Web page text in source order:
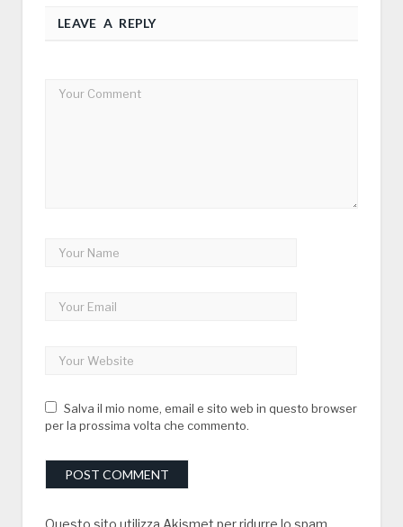
LEAVE A REPLY
Salva il mio nome, email e sito web in questo browser
per la prossima volta che commento.
Questo sito utilizza Akismet per ridurre lo spam.